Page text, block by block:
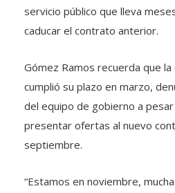
servicio público que lleva
caducar el contrato anterior.
Gómez Ramos recuerda que
cumplió su plazo en marzo,
del equipo de gobierno a
presentar ofertas al nuevo
septiembre.
“Estamos en noviembre,